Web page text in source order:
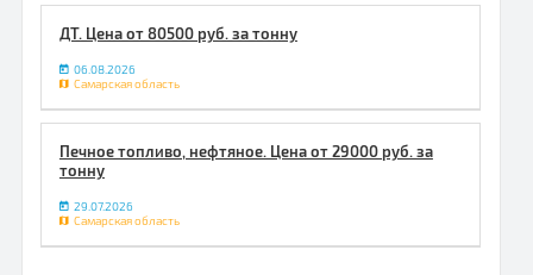
ДТ. Цена от 80500 руб. за тонну
06.08.2026
Самарская область
Печное топливо, нефтяное. Цена от 29000 руб. за
тонну
29.07.2026
Самарская область